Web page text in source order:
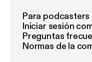
Para podcasters
Iniciar sesión
Preguntas
Normas de la